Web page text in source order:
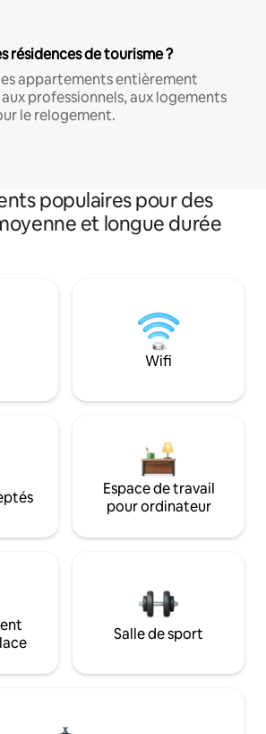
résidences de tourisme ?
appartements entièrement
professionnels, aux logements
le relogement.
populaires pour des
et longue durée
Wifi
Espace de travail
pour ordinateur
Salle de sport